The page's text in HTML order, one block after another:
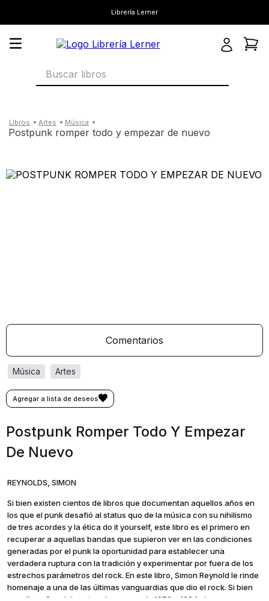
Librería Lerner
Buscar libros
artes música
postpunk romper todo y empezar de nuevo
Comentarios
artes
música
Postpunk Romper Todo Y Empezar
De Nuevo
REYNOLDS, SIMON
Si bien existen cientos de libros que documentan aquellos años en
los que el punk desafió al status quo de la música con su nihilismo
de tres acordes y la ética do it yourself, este libro es el primero en
recuperar a aquellas bandas que supieron ver en las condiciones
generadas por el punk la oportunidad para establecer una
verdadera ruptura con la tradición y experimentar por fuera de los
estrechos parámetros del rock. En este libro, Simon Reynold le rinde
homenaje a una de las últimas vanguardias que dio el rock. Si bien